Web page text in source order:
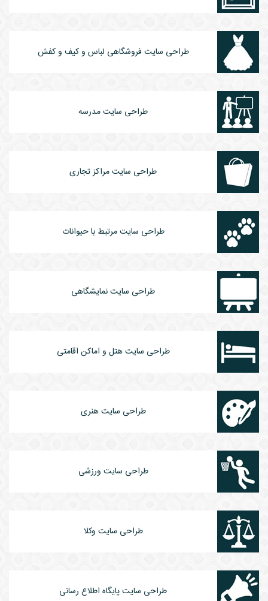
طراحی سایت فروشگاهی لباس و کیف و کفش
طراحی سایت مدرسه
طراحی سایت مراکز تجاری
طراحی سایت مرتبط با حیوانات
طراحی سایت نمایشگاهی
طراحی سایت هتل و اماکن اقامتی
طراحی سایت هنری
طراحی سایت ورزشی
طراحی سایت وکلا
طراحی سایت پایگاه اطلاع رسانی